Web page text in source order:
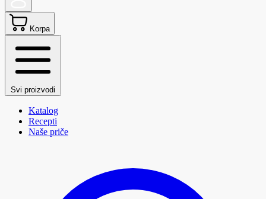
Korpa
Svi proizvodi
Katalog
Recepti
Naše priče